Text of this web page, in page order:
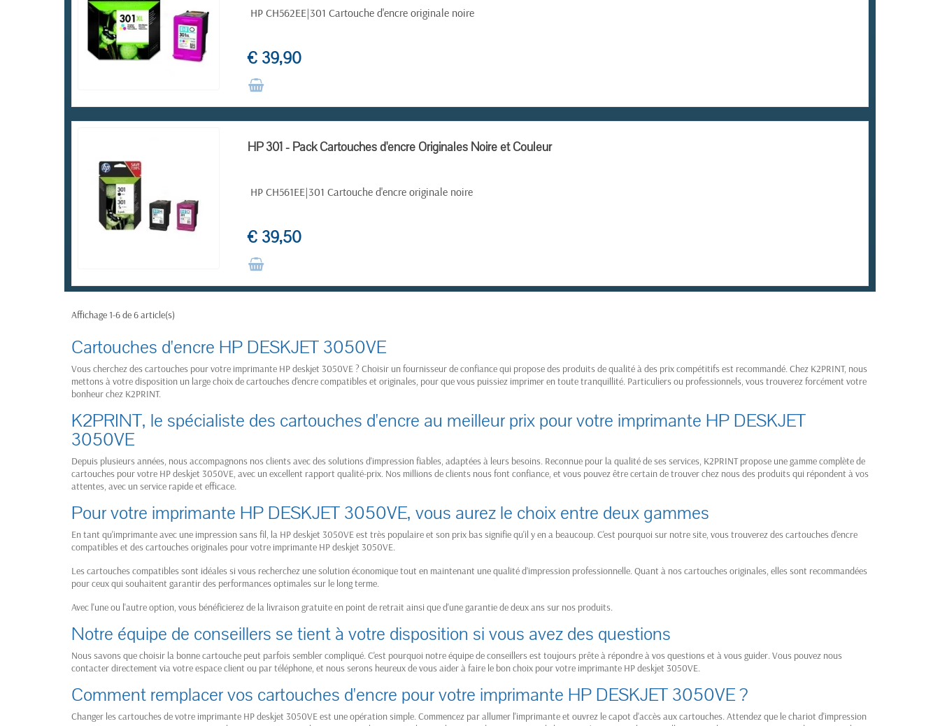
(3 avis)
HP CH562EE|301 Cartouche d'encre originale noire
€ 39,90
HP 301 - Pack Cartouches d'encre Originales Noire et Couleur
HP CH561EE|301 Cartouche d'encre originale noire
€ 39,50
Affichage 1-6 de 6 article(s)
Cartouches d'encre HP DESKJET 3050VE
Vous cherchez des cartouches pour votre imprimante HP deskjet 3050VE ? Choisir un fournisseur de confiance qui propose des produits de qualité à des prix compétitifs est recommandé. Chez K2PRINT, nous
mettons à votre disposition un large choix de cartouches d'encre compatibles et originales, pour que vous puissiez imprimer en toute tranquillité. Particuliers ou professionnels, vous trouverez forcément votre
bonheur chez K2PRINT.
K2PRINT, le spécialiste des cartouches d'encre au meilleur prix pour votre imprimante HP DESKJET
3050VE
Depuis plusieurs années, nous accompagnons nos clients avec des solutions d'impression fiables, adaptées à leurs besoins. Reconnue pour la qualité de ses services, K2PRINT propose une gamme complète de
cartouches pour votre HP deskjet 3050VE, avec un excellent rapport qualité-prix. Nos millions de clients nous font confiance, et vous pouvez être certain de trouver chez nous des produits qui répondent à vos
attentes, avec un service rapide et efficace.
Pour votre imprimante HP DESKJET 3050VE, vous aurez le choix entre deux gammes
En tant qu'imprimante avec une impression sans fil, la HP deskjet 3050VE est très populaire et son prix bas signifie qu'il y en a beaucoup. C'est pourquoi sur notre site, vous trouverez des cartouches d'encre
compatibles et des cartouches originales pour votre imprimante HP deskjet 3050VE.
Les cartouches compatibles sont idéales si vous recherchez une solution économique tout en maintenant une qualité d’impression professionnelle. Quant à nos cartouches originales, elles sont recommandées
pour ceux qui souhaitent garantir des performances optimales sur le long terme.
Avec l'une ou l'autre option, vous bénéficierez de la livraison gratuite en point de retrait ainsi que d'une garantie de deux ans sur nos produits.
Notre équipe de conseillers se tient à votre disposition si vous avez des questions
Nous savons que choisir la bonne cartouche peut parfois sembler compliqué. C'est pourquoi notre équipe de conseillers est toujours prête à répondre à vos questions et à vous guider. Vous pouvez nous
contacter directement via votre espace client ou par téléphone, et nous serons heureux de vous aider à faire le bon choix pour votre imprimante HP deskjet 3050VE.
Comment remplacer vos cartouches d'encre pour votre imprimante HP DESKJET 3050VE ?
Changer les cartouches de votre imprimante HP deskjet 3050VE est une opération simple. Commencez par allumer l'imprimante et ouvrez le capot d'accès aux cartouches. Attendez que le chariot d'impression